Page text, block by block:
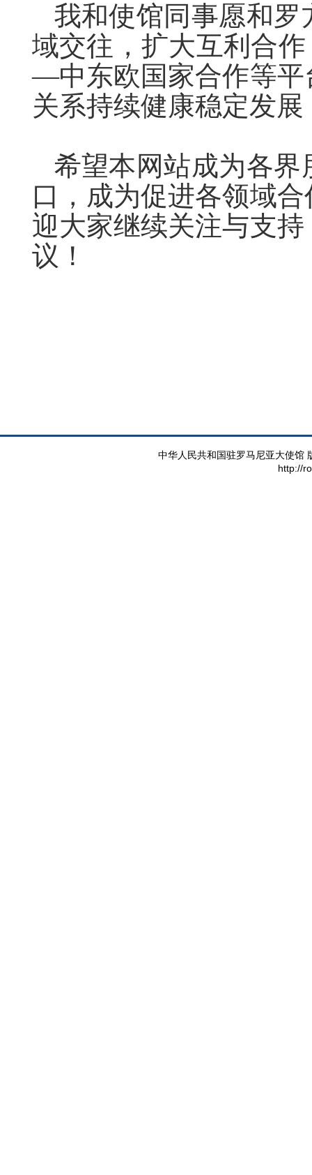
我和使馆同事愿和
域交往，扩大互利合
—中东欧国家合作等平
关系持续健康稳定发
希望本网站成为各
口，成为促进各领域
迎大家继续关注与支
议！
中华人民共和国驻罗马尼亚大使馆
http://